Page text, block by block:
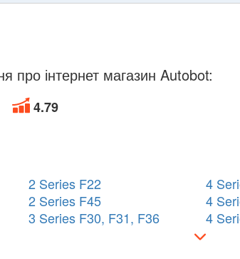
про інтернет магазин Autobot:
4.79
2 Series F22
2 Series F45
3 Series F30, F31, F36
4
4
4